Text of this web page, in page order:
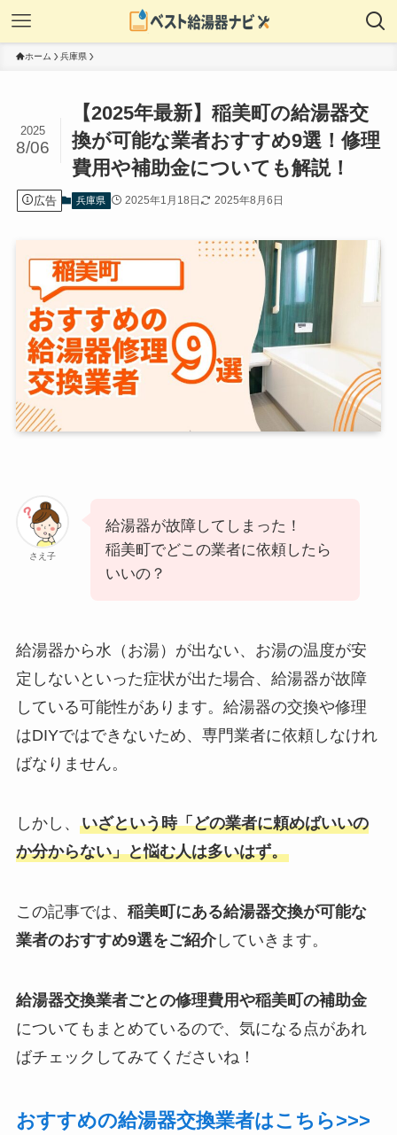
ホーム 兵庫県
【2025年最新】稲美町の給湯器交
換が可能な業者おすすめ9選！修理
費用や補助金についても解説！
2025
8/06
広告 兵庫県 2025年1月18日 2025年8月6日
さえ子
給湯器が故障してしまった！
稲美町でどこの業者に依頼したら
いいの？
給湯器から水（お湯）が出ない、お湯の温度が安
定しないといった症状が出た場合、給湯器が故障
している可能性があります。給湯器の交換や修理
はDIYではできないため、専門業者に依頼しなけれ
ばなりません。
しかし、 いざという時「どの業者に頼めばいいの
か分からない」と悩む人は多いはず。
この記事では、 稲美町にある給湯器交換が可能な
業者のおすすめ9選をご紹介していきます。
給湯器交換業者ごとの修理費用や稲美町の補助金
についてもまとめているので、気になる点があれ
ばチェックしてみてくださいね！
おすすめの給湯器交換業者はこちら>>>